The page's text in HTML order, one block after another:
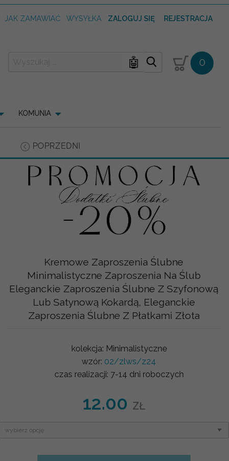
JAK ZAMAWIAĆ WYSYŁKA ZALOGUJ SIĘ REJESTRACJA
🤖 0
KOMUNIA
POPRZEDNI
Kremowe Zaproszenia Ślubne
Minimalistyczne Zaproszenia Na Ślub
Eleganckie Zaproszenia Ślubne Z Szyfonową
Lub Satynową Kokardą, Eleganckie
Zaproszenia Ślubne Z Płatkami Złota
kolekcja: Minimalistyczne
wzór: 02/zlws/z24
czas realizacji: 7-14 dni roboczych
12.00 ZŁ